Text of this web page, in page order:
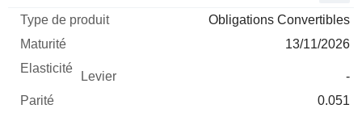
Obligations Convertibles
13/11/2026
-
0.051